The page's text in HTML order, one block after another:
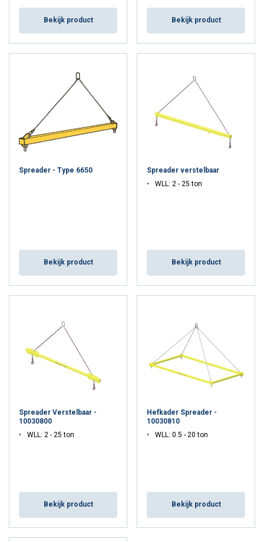
Bekijk product Bekijk product
Spreader - Type 6650
Bekijk product
Spreader verstelbaar
WLL: 2 - 25 ton
Bekijk product
Spreader Verstelbaar -
10030800
WLL: 2 - 25 ton
Bekijk product
Hefkader Spreader -
10030810
WLL: 0.5 - 20 ton
Bekijk product